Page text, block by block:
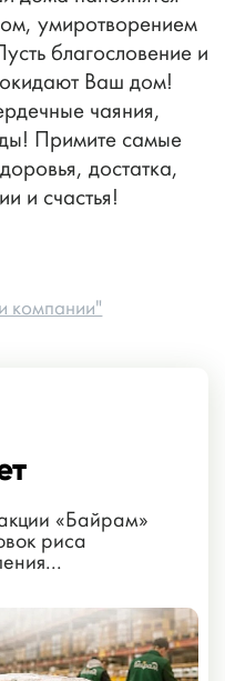
умиротворением
благословение и
Ваш дом!
чаяния,
Примите самые
достатка,
и счастья!
компании"
«Байрам»
риса